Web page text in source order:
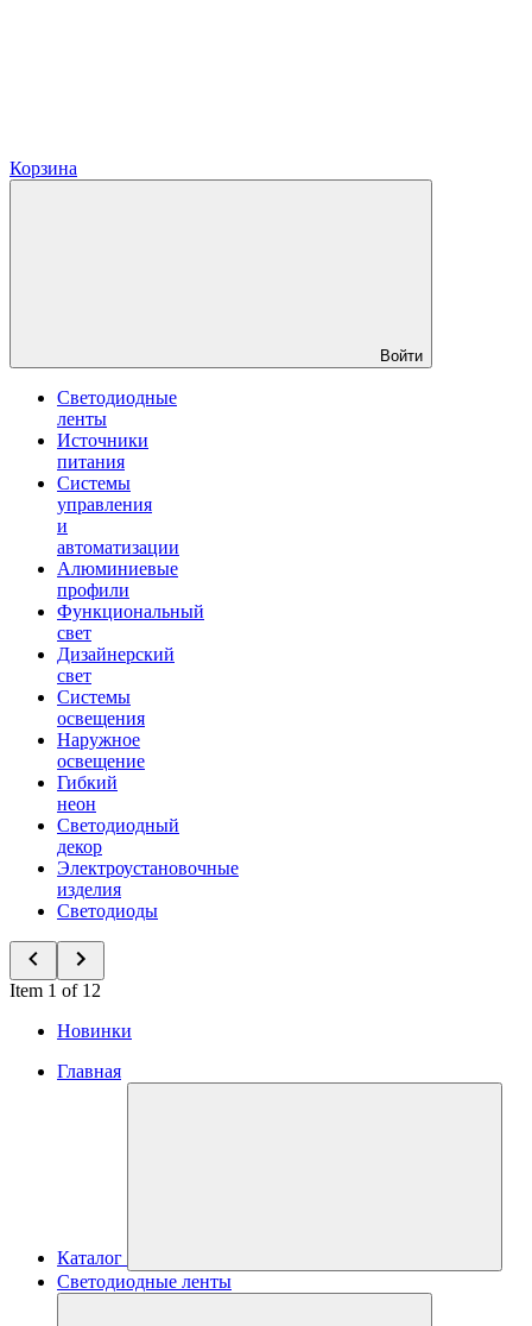
Корзина
Войти
Светодиодные
ленты
Источники
питания
Системы
управления
и
автоматизации
Алюминиевые
профили
Функциональный
свет
Дизайнерский
свет
Системы
освещения
Наружное
освещение
Гибкий
неон
Светодиодный
декор
Электроустановочные
изделия
Светодиоды
Item 1 of 12
Новинки
Главная
Каталог
Светодиодные ленты